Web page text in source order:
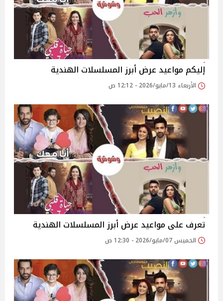
إليكم مواعيد عرض أبرز المسلسلات الهندية
الأربعاء 13/مايو/2026 - 12:12 ص
تعرف على مواعيد عرض أبرز المسلسلات الهندية
الخميس 07/مايو/2026 - 12:30 ص